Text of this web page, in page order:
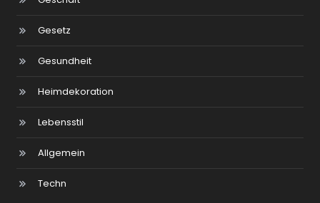
Gesetz
Gesundheit
Heimdekoration
Lebensstil
Allgemein
Techn